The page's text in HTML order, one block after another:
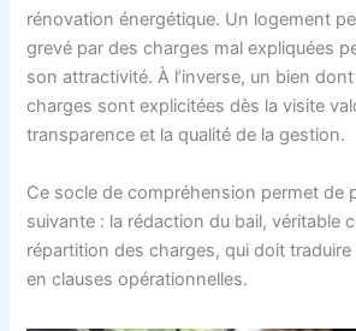
rénovation énergétique. Un logement
grevé par des charges mal expliquées
son attractivité. À l’inverse, un bien
charges sont explicitées dès la visite
transparence et la qualité de la gestion.
Ce socle de compréhension permet de
suivante : la rédaction du bail, véritable
répartition des charges, qui doit
en clauses opérationnelles.